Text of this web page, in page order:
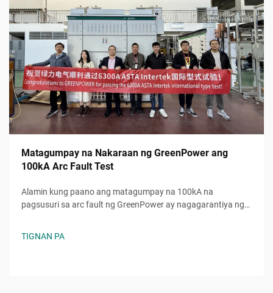
Matagumpay na Nakaraan ng GreenPower ang
100kA Arc Fault Test
Alamin kung paano ang matagumpay na 100kA na
pagsusuri sa arc fault ng GreenPower ay nagagarantiya ng
TIGNAN PA